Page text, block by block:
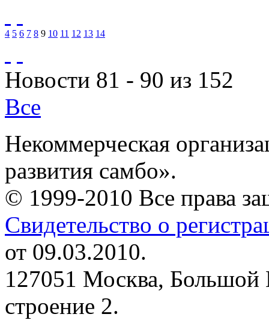
4 5 6 7 8 9 10 11 12 13 14
Новости 81 - 90 из 152
Все
Некоммерческая
развития самбо».
© 1999-2010 Все права
Свидетельство о
от 09.03.2010.
127051 Москва, Большой
строение 2.